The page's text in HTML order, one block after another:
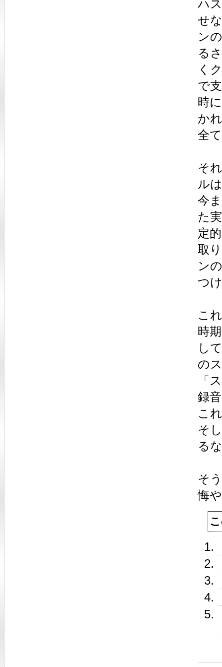
ハ
せ
ン
る
く
で
時
か
全
そ
ル
今
た
定
取
ン
つ
こ
時
し
の
「
録
こ
そ
る
そ
悔